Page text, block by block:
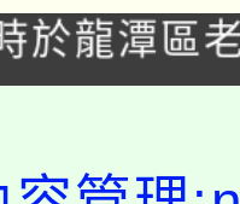
於龍潭區
內行報名